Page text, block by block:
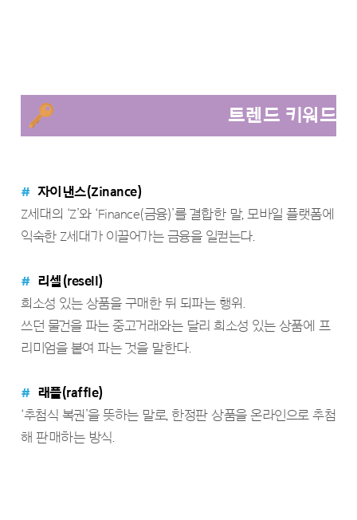
트렌드 키워드
# 자이낸스(Zinance)
Z세대의 ‘Z’와 ‘Finance(금융)’를 결합한 말, 모바일 플랫폼에
익숙한 Z세대가 이끌어가는 금융을 일컫는다.
# 리셀(resell)
희소성 있는 상품을 구매한 뒤 되파는 행위.
쓰던 물건을 파는 중고거래와는 달리 희소성 있는 상품에 프
리미엄을 붙여 파는 것을 말한다.
# 래플(raffle)
‘추첨식 복권’을 뜻하는 말로, 한정판 상품을 온라인으로 추첨
해 판매하는 방식.